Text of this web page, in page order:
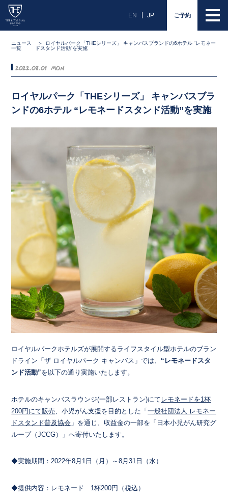
EN JP ご予約
ニュース
一覧
ロイヤルパーク「THEシリーズ」 キャンバスブランドの6ホテル “レモネー
ドスタンド活動”を実施
2022.08.01 Mon
ロイヤルパーク「THEシリーズ」 キャンバスブラ
ンドの6ホテル “レモネードスタンド活動”を実施
ロイヤルパークホテルズが展開するライフスタイル型ホテルのブラン
ドライン「ザ ロイヤルパーク キャンバス」では、 “レモネードスタ
ンド活動”を以下の通り実施いたします。
ホテルのキャンバスラウンジ(一部レストラン)にて レモネードを1杯
200円にて販売 、小児がん支援を目的とした「一般社団法人 レモネー
ドスタンド普及協会 」を通じ、収益金の一部を「日本小児がん研究グ
ループ（JCCG）」へ寄付いたします。
◆実施期間：2022年8月1日（月）～8月31日（水）
◆提供内容：レモネード 1杯200円（税込）